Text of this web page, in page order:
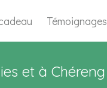
Témoignages
et à Chéreng